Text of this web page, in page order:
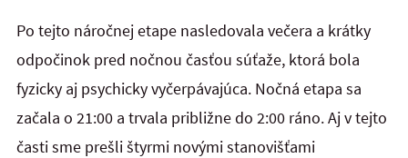
Po tejto náročnej etape nasledovala večera a krátky
odpočinok pred nočnou časťou súťaže, ktorá bola
fyzicky aj psychicky vyčerpávajúca. Nočná etapa sa
začala o 21:00 a trvala približne do 2:00 ráno. Aj v tejto
časti sme prešli štyrmi novými stanovišťami